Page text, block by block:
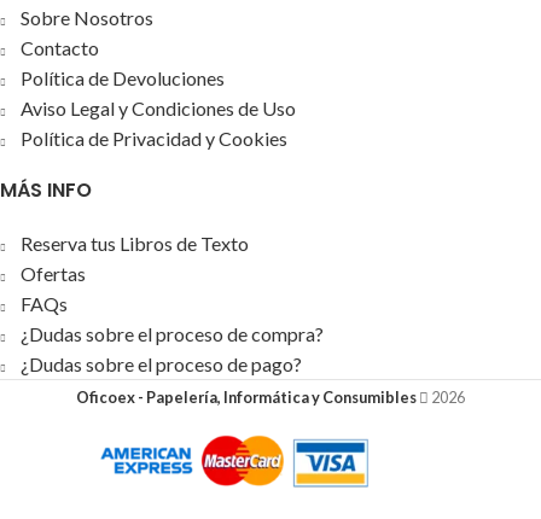
Sobre Nosotros
Contacto
Política de Devoluciones
Aviso Legal y Condiciones de Uso
Política de Privacidad y Cookies
MÁS INFO
Reserva tus Libros de Texto
Ofertas
FAQs
¿Dudas sobre el proceso de compra?
¿Dudas sobre el proceso de pago?
Oficoex - Papelería, Informática y Consumibles 2026